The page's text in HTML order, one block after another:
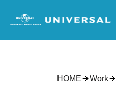
HOME Work